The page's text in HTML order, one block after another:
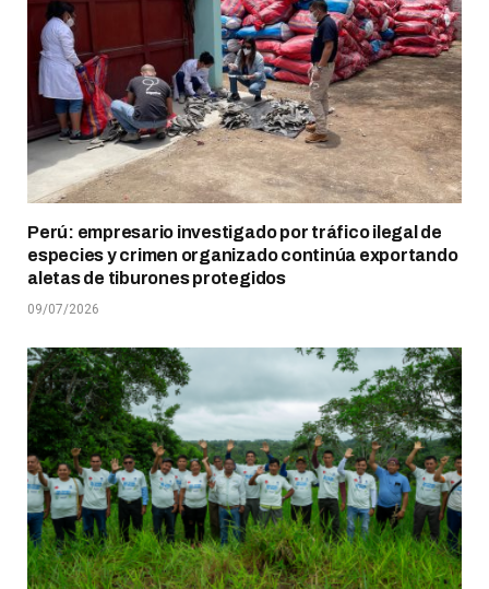
Perú: empresario investigado por tráfico ilegal de
especies y crimen organizado continúa exportando
aletas de tiburones protegidos
09/07/2026